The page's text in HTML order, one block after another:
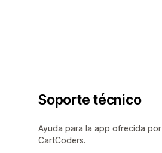
Soporte técnico
Ayuda para la app ofrecida por
CartCoders.